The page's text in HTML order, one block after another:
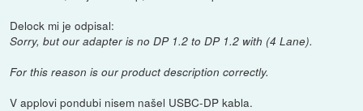
Delock mi je odpisal:
Sorry, but our adapter is no DP 1.2 to DP 1.2 with (4 Lane).
For this reason is our product description correctly.
V applovi pondubi nisem našel USBC-DP kabla.